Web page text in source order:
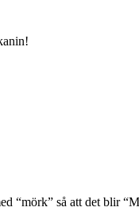
“mörk” så att det blir